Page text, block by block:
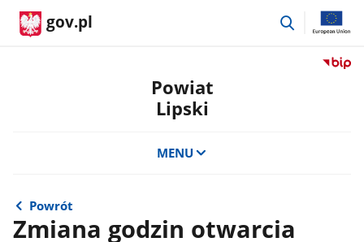
gov.pl
przejdź
Przejdź
Powiat
Lipski
MENU
Powrót
Zmiana godzin otwarcia